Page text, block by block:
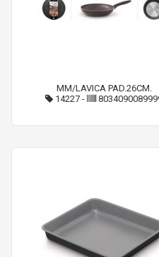
MM/LAVICA PAD.26CM.
14227 -